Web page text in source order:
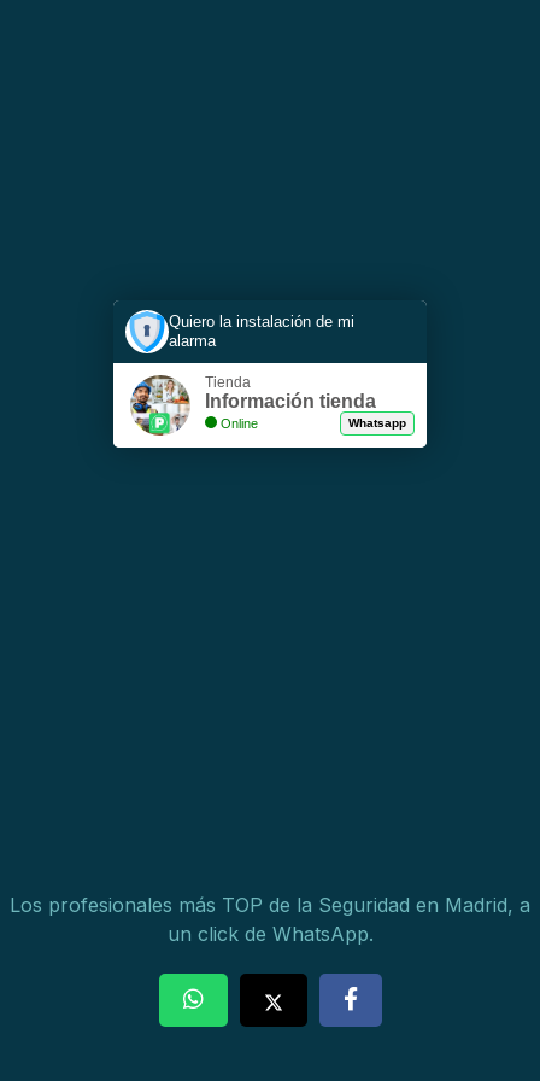
Quiero la instalación de mi
alarma
Tienda
Información tienda
Online Whatsapp
Los profesionales más TOP de la Seguridad en Madrid, a
un click de WhatsApp.